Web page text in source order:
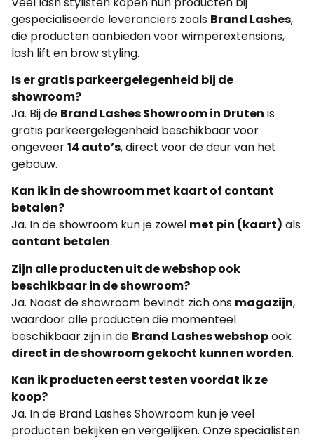
gespecialiseerde leveranciers zoals Brand Lashes,
die producten aanbieden voor wimperextensions,
lash lift en brow styling.
Is er gratis parkeergelegenheid bij de
showroom?
Ja. Bij de Brand Lashes Showroom in Druten is
gratis parkeergelegenheid beschikbaar voor
ongeveer14 auto’s, direct voor de deur van het
gebouw.
Kan ik in de showroom met kaart of contant
betalen?
Ja. In de showroom kun je zowel met pin (kaart) als
contant betalen.
Zijn alle producten uit de webshop ook
beschikbaar in de showroom?
Ja. Naast de showroom bevindt zich ons magazijn,
waardoor alle producten die momenteel
beschikbaar zijn in de Brand Lashes webshopook
direct in de showroom gekocht kunnen worden.
Kan ik producten eerst testen voordat ik ze
koop?
Ja. In de Brand Lashes Showroom kun je veel
producten bekijken en vergelijken. Onze specialisten